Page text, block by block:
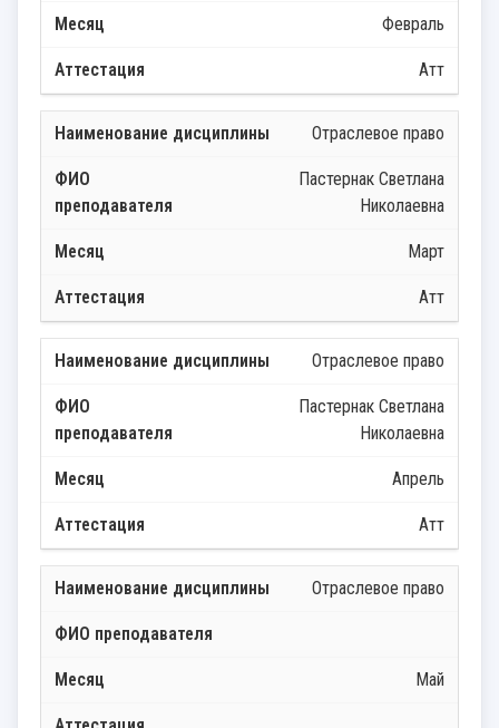
Февраль
Атт
Отраслевое право
Пастернак Светлана
Николаевна
Март
Атт
Отраслевое право
Пастернак Светлана
Николаевна
Апрель
Атт
Отраслевое право
Май